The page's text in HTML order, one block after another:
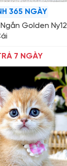
365 NGÀY
Golden Ny12
7 NGÀY